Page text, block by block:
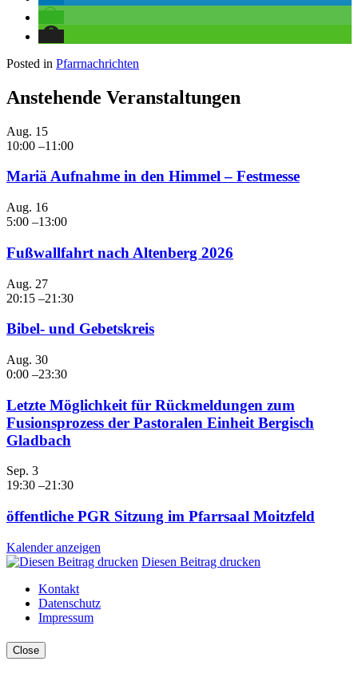
Posted in Pfarrnachrichten
Anstehende Veranstaltungen
Aug. 15
10:00 –11:00
Mariä Aufnahme in den Himmel – Festmesse
Aug. 16
5:00 –13:00
Fußwallfahrt nach Altenberg 2026
Aug. 27
20:15 –21:30
Bibel- und Gebetskreis
Aug. 30
0:00 –23:30
Letzte Möglichkeit für Rückmeldungen zum
Fusionsprozess der Pastoralen Einheit Bergisch
Gladbach
Sep. 3
19:30 –21:30
öffentliche PGR Sitzung im Pfarrsaal Moitzfeld
Kalender anzeigen
Diesen Beitrag drucken
Kontakt
Datenschutz
Impressum
Close